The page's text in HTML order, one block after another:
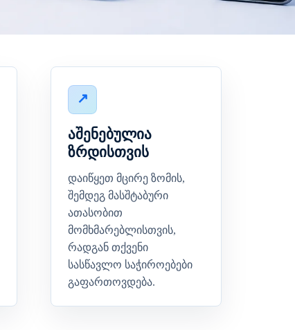
აშენებულია
ზრდისთვის
დაიწყეთ მცირე ზომის,
შემდეგ მასშტაბური
ათასობით
მომხმარებლისთვის,
რადგან თქვენი
სასწავლო საჭიროებები
გაფართოვდება.